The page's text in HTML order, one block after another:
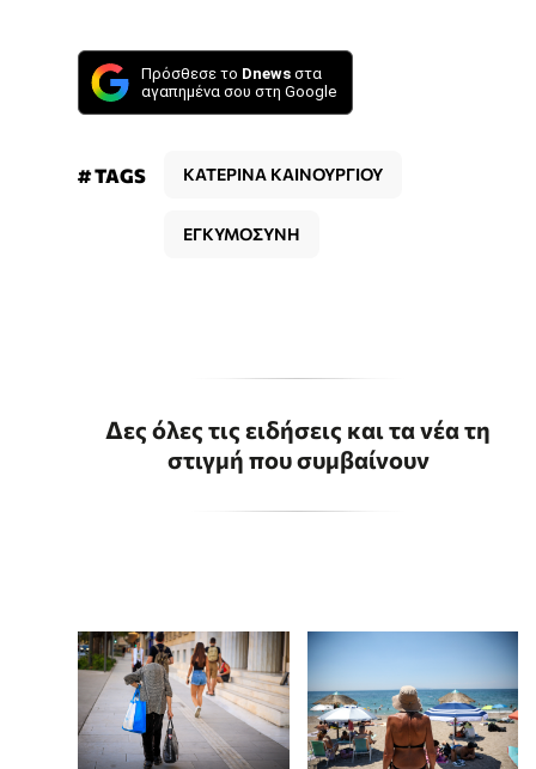
Πρόσθεσε το Dnews στα
αγαπημένα σου στη Google
# TAGS ΚΑΤΕΡΙΝΑ ΚΑΙΝΟΥΡΓΙΟΥ
ΕΓΚΥΜΟΣΥΝΗ
Δες όλες τις ειδήσεις και τα νέα τη
στιγμή που συμβαίνουν